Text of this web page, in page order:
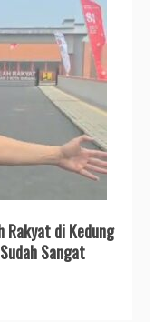
Rakyat di Kedung
Sangat